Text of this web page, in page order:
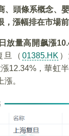
、頭條系概念、
漲幅排在市場前
放量高開飙漲
旦（01385.HK
12.34%，華虹
。